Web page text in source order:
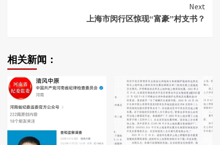
Next
上海市闵行区惊现“富豪”村支书？
相关新闻：